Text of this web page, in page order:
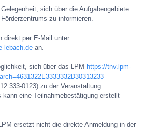
sich über die Aufgabengebiete
zu informieren.
direkt per E-Mail unter
lebach.de an.
sich über das LPM https://tnv.lpm-
0123) zu der Veranstaltung
kann eine Teilnahmebestätigung erstellt
ersetzt nicht die direkte Anmeldung in der